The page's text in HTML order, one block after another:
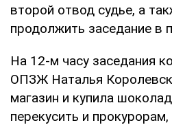
второй отвод судье, а
продолжить заседание в
На 12-м часу заседания
ОПЗЖ Наталья
магазин и купила
перекусить и